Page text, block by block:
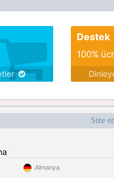
Destek
100%
Size
Almanya